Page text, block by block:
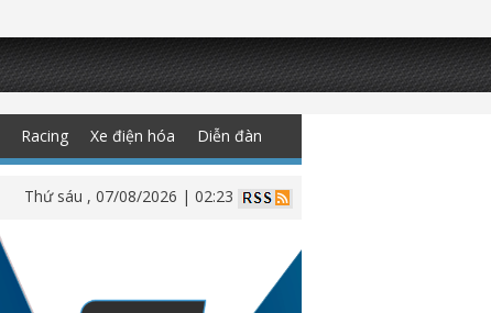
Racing Xe điện hóa Diễn đàn
Thứ sáu , 07/08/2026 | 02:23